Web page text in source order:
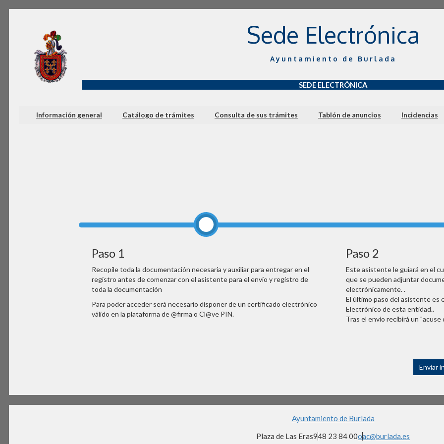
Sede Electrónica
Ayuntamiento de Burlada
SEDE ELECTRÓNICA
Información general Catálogo de trámites Consulta de sus trámites Tablón de anuncios Incidencias
Paso 1
Recopile toda la documentación necesaria y auxiliar para entregar en el
registro antes de comenzar con el asistente para el envío y registro de
toda la documentación
Para poder acceder será necesario disponer de un certificado electrónico
válido en la plataforma de @firma o Cl@ve PIN.
Paso 2
Este asistente le guiará en el
que se pueden adjuntar
electrónicamente. .
El último paso del asistente es
Electrónico de esta entidad..
Tras el envío recibirá un
Enviar
Ayuntamiento de Burlada
Plaza de Las Eras948 23 84 00oac@burlada.es